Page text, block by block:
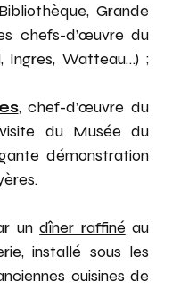
Grande
chefs-d’œuvre du
Ingres, Watteau…) ;
, chef-d’œuvre du
du Musée du
démonstration
undîner raffiné au
installé sous les
cuisines de